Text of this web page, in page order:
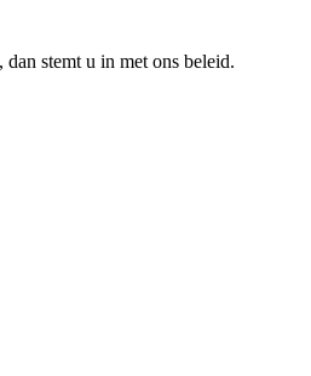
stemt u in met ons beleid.